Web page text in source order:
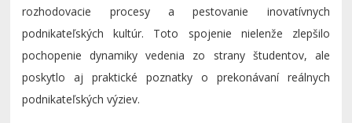
rozhodovacie procesy a pestovanie inovatívnych
podnikateľských kultúr. Toto spojenie nielenže zlepšilo
pochopenie dynamiky vedenia zo strany študentov, ale
poskytlo aj praktické poznatky o prekonávaní reálnych
podnikateľských výziev.